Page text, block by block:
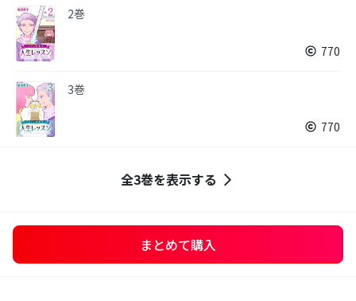
2巻
770
3巻
770
全3巻を表示する
まとめて購入